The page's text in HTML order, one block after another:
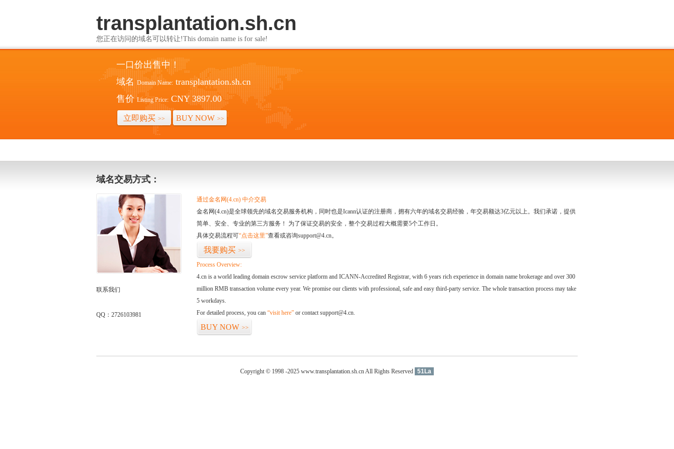
transplantation.sh.cn
您正在访问的域名可以转让!This domain name is for sale!
一口价出售中！
域名 Domain Name: transplantation.sh.cn
售价 Listing Price: CNY 3897.00
立即购买 >> BUY NOW >>
域名交易方式：
联系我们
QQ：2726103981
通过金名网(4.cn) 中介交易
金名网(4.cn)是全球领先的域名交易服务机构，同时也是Icann认证的注册商，拥有六年的域名交易经验，年交易额达3亿元以上。我们承诺，提供
简单、安全、专业的第三方服务！ 为了保证交易的安全，整个交易过程大概需要5个工作日。
具体交易流程可“点击这里”查看或咨询support@4.cn。
我要购买 >>
Process Overview:
4.cn is a world leading domain escrow service platform and ICANN-Accredited Registrar, with 6 years rich experience in domain name brokerage and over 300
million RMB transaction volume every year. We promise our clients with professional, safe and easy third-party service. The whole transaction process may take
5 workdays.
For detailed process, you can “visit here” or contact support@4.cn.
BUY NOW >>
Copyright © 1998 -2025 www.transplantation.sh.cn All Rights Reserved 51La